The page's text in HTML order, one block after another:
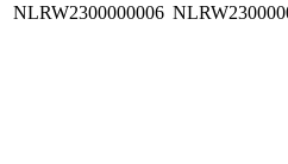
NLRW2300000006